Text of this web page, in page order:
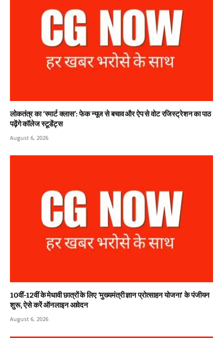
लोकतंत्र का ‘स्मार्ट क्लास’: फेक न्यूज से बचाव और ऐप से वोट रजिस्ट्रेशन का पाठ
पढ़ेंगे कॉलेज स्टूडेंट्स
August 6, 2026
10वीं-12वीं के मेधावी छात्रों के लिए ‘मुख्यमंत्री ज्ञान प्रोत्साहन योजना’ के पंजीयन
शुरू, ऐसे करें ऑनलाइन आवेदन
August 6, 2026